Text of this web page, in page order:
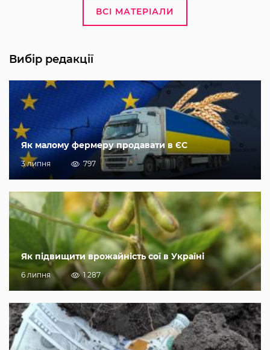
ВСІ МАТЕРІАЛИ
Вибір редакції
Як малому фермеру продавати в ЄС
3 липня 797
Як підвищити врожайність сої в Україні
6 липня 1 287